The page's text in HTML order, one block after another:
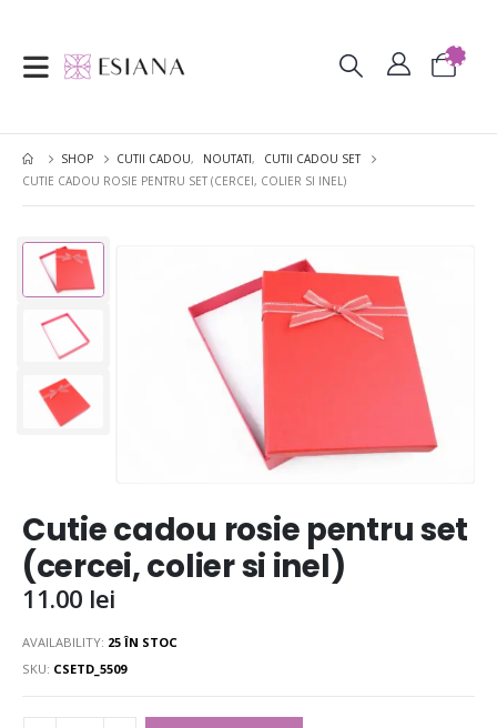
SHOP CUTII CADOU, NOUTATI,
CUTII CADOU SET
CUTIE CADOU ROSIE PENTRU SET (CERCEI, COLIER SI INEL)
Cutie cadou rosie pentru set
(cercei, colier si inel)
11.00 lei
AVAILABILITY: 25 ÎN STOC
SKU: CSETD_5509